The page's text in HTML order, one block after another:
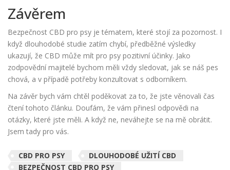
Závěrem
Bezpečnost CBD pro psy je tématem, které stojí za pozornost. I
když dlouhodobé studie zatím chybí, předběžné výsledky
ukazují, že CBD může mít pro psy pozitivní účinky. Jako
zodpovědní majitelé bychom měli vždy sledovat, jak se náš pes
chová, a v případě potřeby konzultovat s odborníkem.
Na závěr bych vám chtěl poděkovat za to, že jste věnovali čas
čtení tohoto článku. Doufám, že vám přinesl odpovědi na
otázky, které jste měli. A když ne, neváhejte se na mě obrátit.
Jsem tady pro vás.
CBD PRO PSY
DLOUHODOBÉ UŽITÍ CBD
BEZPEČNOST CBD PRO PSY